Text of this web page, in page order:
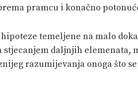
pramcu i konačno
temeljene na malo
daljnjih elemenata,
razumijevanja onoga što se